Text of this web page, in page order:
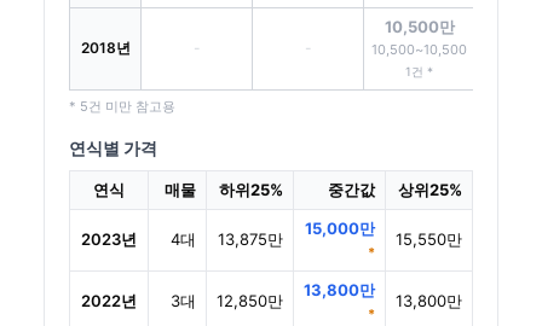
2018년 - -
10,500만
10,500~10,500
1건 *
* 5건 미만 참고용
연식별 가격
연식 매물 하위25% 중간값 상위25%
2023년 4대 13,875만
15,000만
*
15,550만
2022년 3대 12,850만
13,800만
*
13,800만